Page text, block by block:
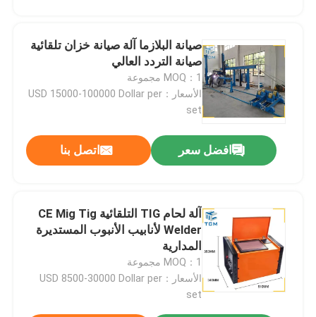
صيانة البلازما آلة صيانة خزان تلقائية
صيانة التردد العالي
MOQ：1 مجموعة
الأسعار：USD 15000-100000 Dollar per
set
افضل سعر اتصل بنا
آلة لحام TIG التلقائية CE Mig Tig
Welder لأنابيب الأنبوب المستديرة
المدارية
MOQ：1 مجموعة
الأسعار：USD 8500-30000 Dollar per
set